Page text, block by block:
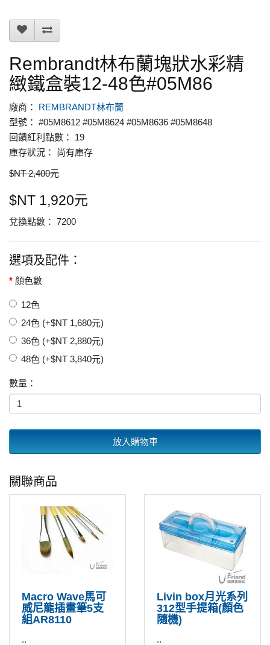
Rembrandt林布蘭塊狀水彩精
緻鐵盒裝12-48色#05M86
廠商： REMBRANDT林布蘭
型號： #05M8612 #05M8624 #05M8636 #05M8648
回饋紅利點數： 19
庫存狀況： 尚有庫存
$NT 2,400元
$NT 1,920元
兌換點數： 7200
選項及配件：
顏色數
12色
24色 (+$NT 1,680元)
36色 (+$NT 2,880元)
48色 (+$NT 3,840元)
數量：
放入購物車
關聯商品
Macro Wave馬可
威尼龍插畫筆5支
組AR8110
..
Livin box月光系列
312型手提箱(顏色
隨機)
..